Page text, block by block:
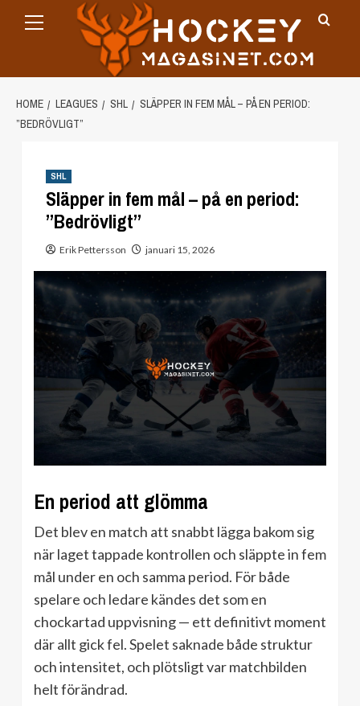
Menu
HOME LEAGUES SHL
SLÄPPER IN FEM MÅL – PÅ EN PERIOD:
”BEDRÖVLIGT”
SHL
Släpper in fem mål – på en period:
”Bedrövligt”
Erik Pettersson januari 15, 2026
En period att glömma
Det blev en match att snabbt lägga bakom sig
när laget tappade kontrollen och släppte in fem
mål under en och samma period. För både
spelare och ledare kändes det som en
chockartad uppvisning — ett definitivt moment
där allt gick fel. Spelet saknade både struktur
och intensitet, och plötsligt var matchbilden
helt förändrad.